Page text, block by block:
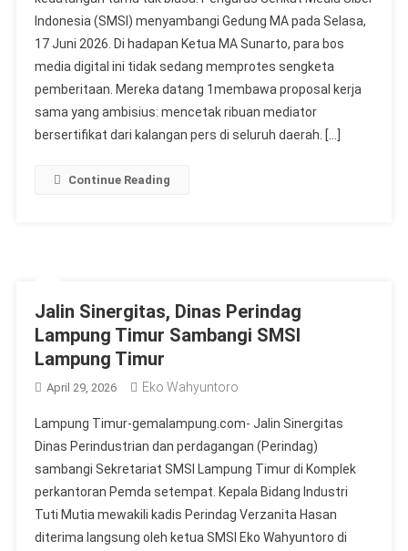
Indonesia (SMSI) menyambangi Gedung MA pada Selasa,
17 Juni 2026. Di hadapan Ketua MA Sunarto, para bos
media digital ini tidak sedang memprotes sengketa
pemberitaan. Mereka datang 1membawa proposal kerja
sama yang ambisius: mencetak ribuan mediator
bersertifikat dari kalangan pers di seluruh daerah. […]
Continue Reading
Jalin Sinergitas, Dinas Perindag
Lampung Timur Sambangi SMSI
Lampung Timur
April 29, 2026 Eko Wahyuntoro
Lampung Timur-gemalampung.com- Jalin Sinergitas
Dinas Perindustrian dan perdagangan (Perindag)
sambangi Sekretariat SMSI Lampung Timur di Komplek
perkantoran Pemda setempat. Kepala Bidang Industri
Tuti Mutia mewakili kadis Perindag Verzanita Hasan
diterima langsung oleh ketua SMSI Eko Wahyuntoro di